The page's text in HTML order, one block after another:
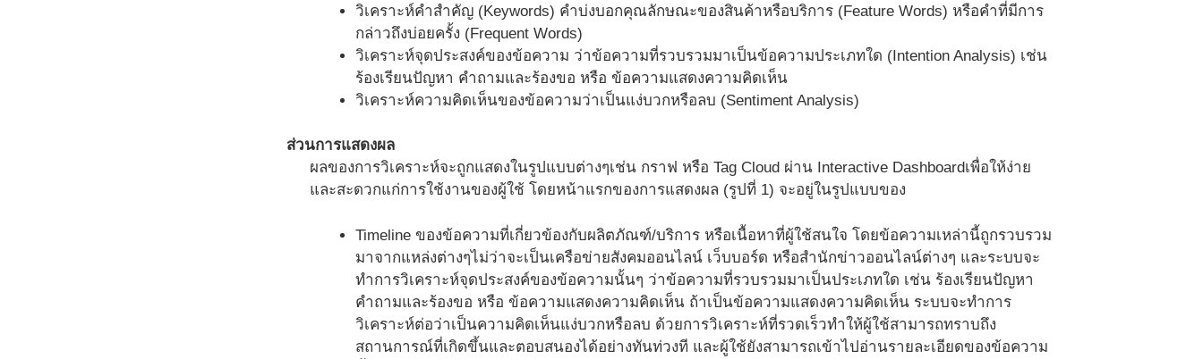
วิเคราะห์คำสำคัญ (Keywords) คำบ่งบอกคุณลักษณะของสินค้าหรือบริการ (Feature Words) หรือคำที่มีการ
กล่าวถึงบ่อยครั้ง (Frequent Words)
วิเคราะห์จุดประสงค์ของข้อความ ว่าข้อความที่รวบรวมมาเป็นข้อความประเภทใด (Intention Analysis) เช่น
ร้องเรียนปัญหา คำถามและร้องขอ หรือ ข้อความแสดงความคิดเห็น
วิเคราะห์ความคิดเห็นของข้อความว่าเป็นแง่บวกหรือลบ (Sentiment Analysis)
ส่วนการแสดงผล
ผลของการวิเคราะห์จะถูกแสดงในรูปแบบต่างๆเช่น กราฟ หรือ Tag Cloud ผ่าน Interactive Dashboardเพื่อให้ง่าย
และสะดวกแก่การใช้งานของผู้ใช้ โดยหน้าแรกของการแสดงผล (รูปที่ 1) จะอยู่ในรูปแบบของ
Timeline ของข้อความที่เกี่ยวข้องกับผลิตภัณฑ์/บริการ หรือเนื้อหาที่ผู้ใช้สนใจ โดยข้อความเหล่านี้ถูกรวบรวม
มาจากแหล่งต่างๆไม่ว่าจะเป็นเครือข่ายสังคมออนไลน์ เว็บบอร์ด หรือสำนักข่าวออนไลน์ต่างๆ และระบบจะ
ทำการวิเคราะห์จุดประสงค์ของข้อความนั้นๆ ว่าข้อความที่รวบรวมมาเป็นประเภทใด เช่น ร้องเรียนปัญหา
คำถามและร้องขอ หรือ ข้อความแสดงความคิดเห็น ถ้าเป็นข้อความแสดงความคิดเห็น ระบบจะทำการ
วิเคราะห์ต่อว่าเป็นความคิดเห็นแง่บวกหรือลบ ด้วยการวิเคราะห์ที่รวดเร็วทำให้ผู้ใช้สามารถทราบถึง
สถานการณ์ที่เกิดขึ้นและตอบสนองได้อย่างทันท่วงที และผู้ใช้ยังสามารถเข้าไปอ่านรายละเอียดของข้อความ